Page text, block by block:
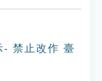
- 禁止改作 臺